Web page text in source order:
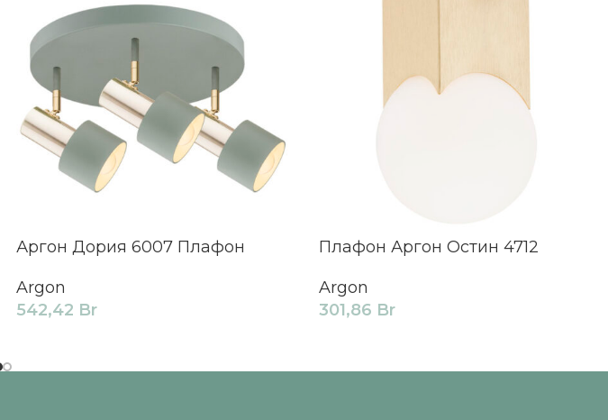
Аргон Дория 6007 Плафон
Argon
542,42 Br
Плафон Аргон Остин 4712
Argon
301,86 Br